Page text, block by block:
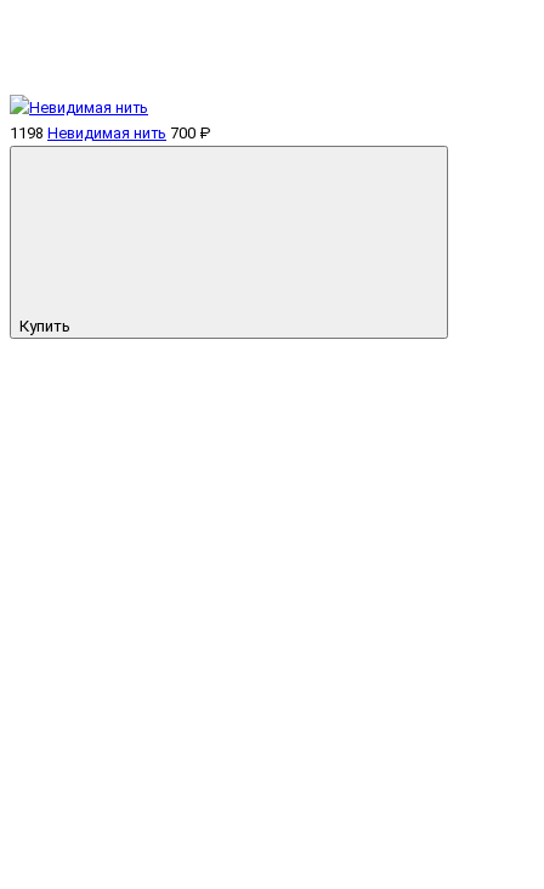
1198 Невидимая нить 700 ₽
Купить